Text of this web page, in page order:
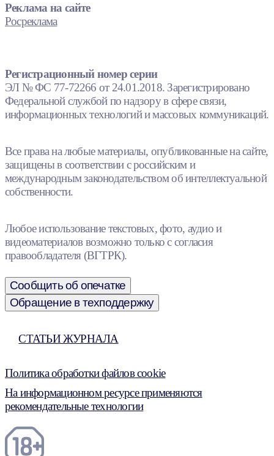
Реклама на сайте
Росреклама
Регистрационный номер серии
ЭЛ № ФС 77-72266 от 24.01.2018. Зарегистрировано
Федеральной службой по надзору в сфере связи,
информационных технологий и массовых коммуникаций.
Все права на любые материалы, опубликованные на сайте,
защищены в соответствии с российским и
международным законодательством об интеллектуальной
собственности.
Любое использование текстовых, фото, аудио и
видеоматериалов возможно только с согласия
правообладателя (ВГТРК).
Сообщить об опечатке
Обращение в техподдержку
СТАТЬИ ЖУРНАЛА
Политика обработки файлов cookie
На информационном ресурсе применяются
рекомендательные технологии